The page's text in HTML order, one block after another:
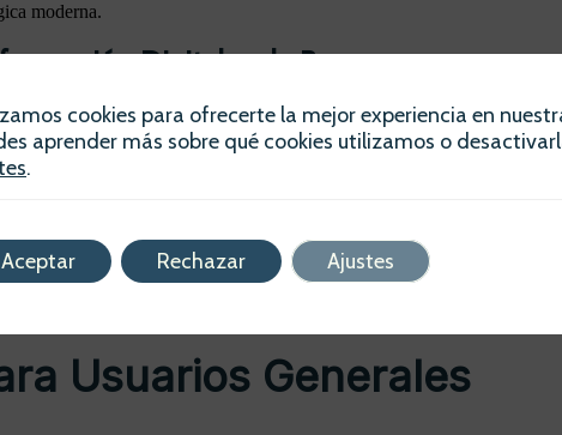
moderna.
Digital en la Banca
pueden ofrecer servicios más eficientes y centrados en el cliente,
rápidas y seguras, reduciendo el tiempo necesario para diversas
una mayor innovación continua. Las instituciones financieras
a las cambiantes necesidades del mercado, asegurando así su
financiera, visita nuestro
nuevos productos.
Usuarios Generales
cookies para ofrecerte la mejor experiencia en
aprender más sobre qué cookies utilizamos o
.
Aceptar Rechazar Ajustes